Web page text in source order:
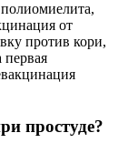
от
против кори,
первая
простуде?